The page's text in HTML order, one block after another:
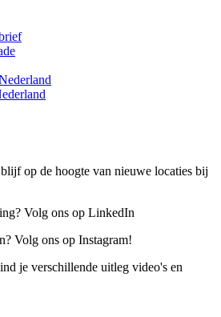
op de hoogte van nieuwe locaties bij
Volg ons op LinkedIn
Volg ons op Instagram!
je verschillende uitleg video's en